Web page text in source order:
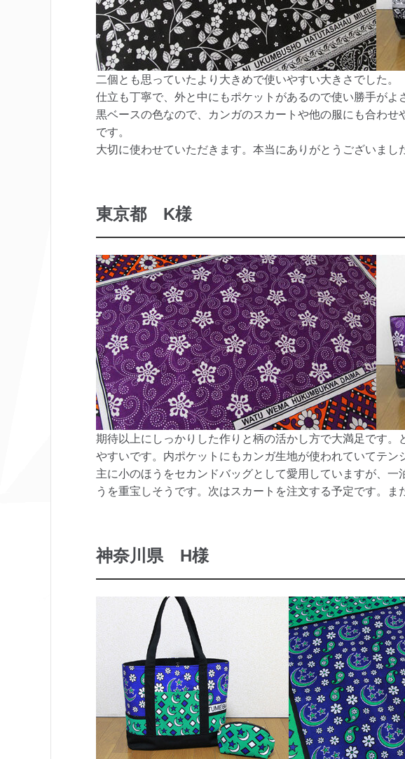
二個とも思っていたより大きめで使いやすい大きさでした。
仕立も丁寧で、外と中にもポケットがあるので使い勝手がよ
黒ベースの色なので、カンガのスカートや他の服にも合わせ
です。
大切に使わせていただきます。本当にありがとうございまし
東京都 K様
期待以上にしっかりした作りと柄の活かし方で大満足です。
やすいです。内ポケットにもカンガ生地が使われていてテン
主に小のほうをセカンドバッグとして愛用していますが、一
うを重宝しそうです。次はスカートを注文する予定です。ま
神奈川県 H様